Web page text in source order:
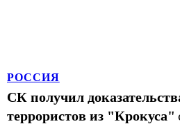
РОССИЯ
СК получил
террористов из "Крокуса"